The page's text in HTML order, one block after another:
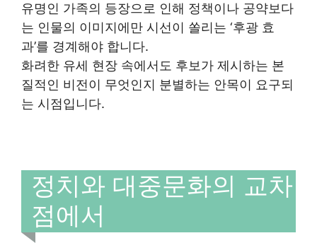
유명인 가족의 등장으로 인해 정책이나 공약보다
는 인물의 이미지에만 시선이 쏠리는 ‘후광 효
과’를 경계해야 합니다.
화려한 유세 현장 속에서도 후보가 제시하는 본
질적인 비전이 무엇인지 분별하는 안목이 요구되
는 시점입니다.
정치와 대중문화의 교차
점에서